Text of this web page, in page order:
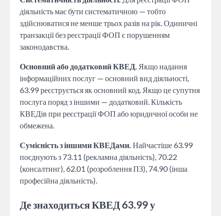
діяльність має бути систематичною — тобто
здійснюватися не менше трьох разів на рік. Одиничні
транзакції без реєстрації ФОП є порушенням
законодавства.
Основний або додатковий КВЕД. Якщо надання
інформаційних послуг — основний вид діяльності,
63.99 реєструється як основний код. Якщо це супутня
послуга поряд з іншими — додатковий. Кількість
КВЕДів при реєстрації ФОП або юридичної особи не
обмежена.
Сумісність з іншими КВЕДами. Найчастіше 63.99
поєднують з 73.11 (рекламна діяльність), 70.22
(консалтинг), 62.01 (розроблення ПЗ), 74.90 (інша
професійна діяльність).
Де знаходиться КВЕД 63.99 у